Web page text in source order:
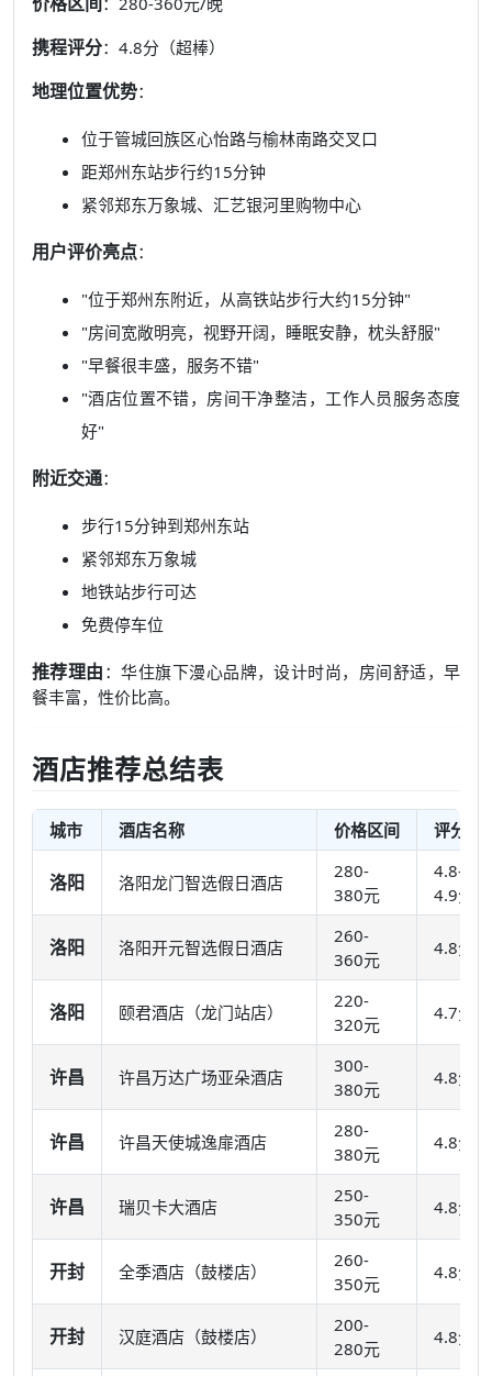
携程评分：4.8分（超棒）
地理位置优势：
位于管城回族区心怡路与榆林南路交叉口
距郑州东站步行约15分钟
紧邻郑东万象城、汇艺银河里购物中心
用户评价亮点：
"位于郑州东附近，从高铁站步行大约15分钟"
"房间宽敞明亮，视野开阔，睡眠安静，枕头舒服"
"早餐很丰盛，服务不错"
"酒店位置不错，房间干净整洁，工作人员服务态度
好"
附近交通：
步行15分钟到郑州东站
紧邻郑东万象城
地铁站步行可达
免费停车位
推荐理由 ：华住旗下漫心品牌，设计时尚，房间舒适，早
餐丰富，性价比高。
酒店推荐总结表
城市 酒店名称 价格区间 评分
洛阳 洛阳龙门智选假日酒店
280-
380元
4.8-
4.9分
洛阳 洛阳开元智选假日酒店
260-
360元
4.8分
洛阳 颐君酒店（龙门站店）
220-
320元
4.7分
许昌 许昌万达广场亚朵酒店
300-
380元
4.8分
许昌 许昌天使城逸扉酒店
280-
380元
4.8分
许昌 瑞贝卡大酒店
250-
350元
4.8分
开封 全季酒店（鼓楼店）
260-
350元
4.8分
开封 汉庭酒店（鼓楼店）
200-
280元
4.8分